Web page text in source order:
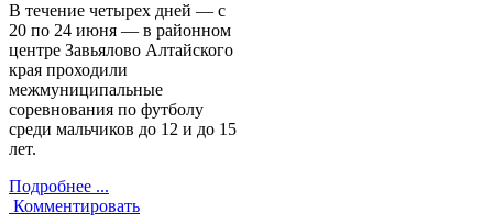
В течение четырех дней — с
20 по 24 июня — в районном
центре Завьялово Алтайского
края проходили
межмуниципальные
соревнования по футболу
среди мальчиков до 12 и до 15
лет.
Подробнее ...
Комментировать